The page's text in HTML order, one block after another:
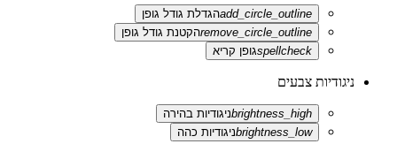
add_circle_outlineהגדלת גודל גופן
remove_circle_outlineהקטנת גודל גופן
spellcheckגופן קריא
ניגודיות צבעים
brightness_highניגודיות בהירה
brightness_lowניגודיות כהה